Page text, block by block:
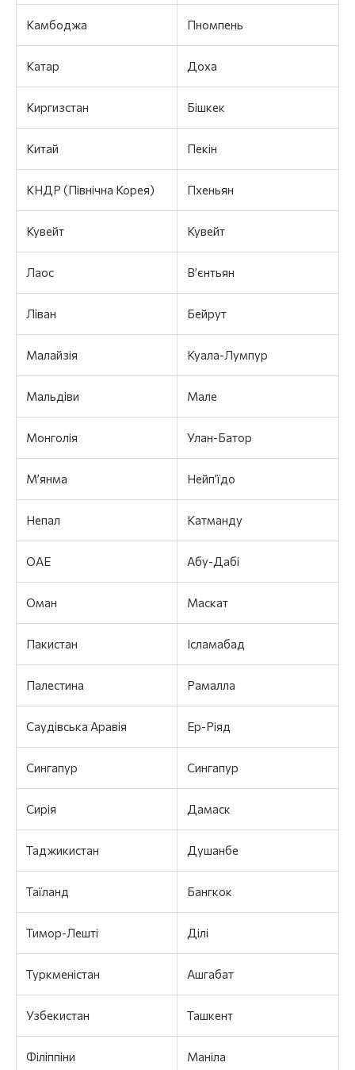
Камбоджа Пномпень
Катар Доха
Киргизстан Бішкек
Китай Пекін
КНДР (Північна Корея) Пхеньян
Кувейт Кувейт
Лаос Вʼєнтьян
Ліван Бейрут
Малайзія Куала-Лумпур
Мальдіви Мале
Монголія Улан-Батор
М’янма Нейпʼїдо
Непал Катманду
ОАЕ Абу-Дабі
Оман Маскат
Пакистан Ісламабад
Палестина Рамалла
Саудівська Аравія Ер-Ріяд
Сингапур Сингапур
Сирія Дамаск
Таджикистан Душанбе
Таїланд Бангкок
Тимор-Лешті Ділі
Туркменістан Ашгабат
Узбекистан Ташкент
Філіппіни Маніла